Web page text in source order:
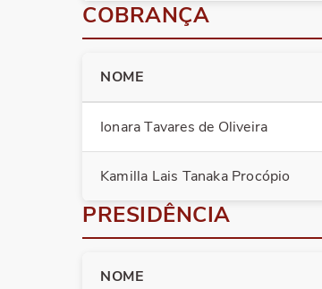
COBRANÇA
NOME
Ionara Tavares de Oliveira
Kamilla Lais Tanaka Procópio
PRESIDÊNCIA
NOME